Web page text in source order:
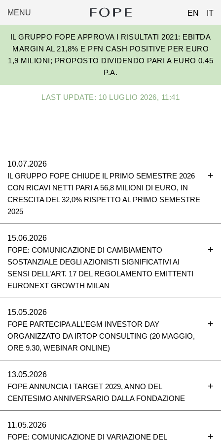
MENU
FOPE
GROUP
EN IT
IL GRUPPO FOPE APPROVA I RISULTATI 2021: EBITDA
MARGIN AL 21,8% E PFN CASH POSITIVE PER EURO
1,9 MILIONI; PROPOSTO DIVIDENDO PARI A EURO 0,45
P.A.
LAST UPDATE: 10 LUGLIO 2026, 11:41
10.07.2026
IL GRUPPO FOPE CHIUDE IL PRIMO SEMESTRE 2026
CON RICAVI NETTI PARI A 56,8 MILIONI DI EURO, IN
CRESCITA DEL 32,0% RISPETTO AL PRIMO SEMESTRE
2025
15.06.2026
FOPE: COMUNICAZIONE DI CAMBIAMENTO
SOSTANZIALE DEGLI AZIONISTI SIGNIFICATIVI AI
SENSI DELL’ART. 17 DEL REGOLAMENTO EMITTENTI
EURONEXT GROWTH MILAN
15.05.2026
FOPE PARTECIPA ALL’EGM INVESTOR DAY
ORGANIZZATO DA IRTOP CONSULTING (20 MAGGIO,
ORE 9.30, WEBINAR ONLINE)
13.05.2026
FOPE ANNUNCIA I TARGET 2029, ANNO DEL
CENTESIMO ANNIVERSARIO DALLA FONDAZIONE
11.05.2026
FOPE: COMUNICAZIONE DI VARIAZIONE DEL